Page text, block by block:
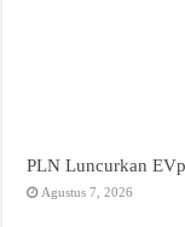
PLN Luncurkan
Agustus 7, 2026